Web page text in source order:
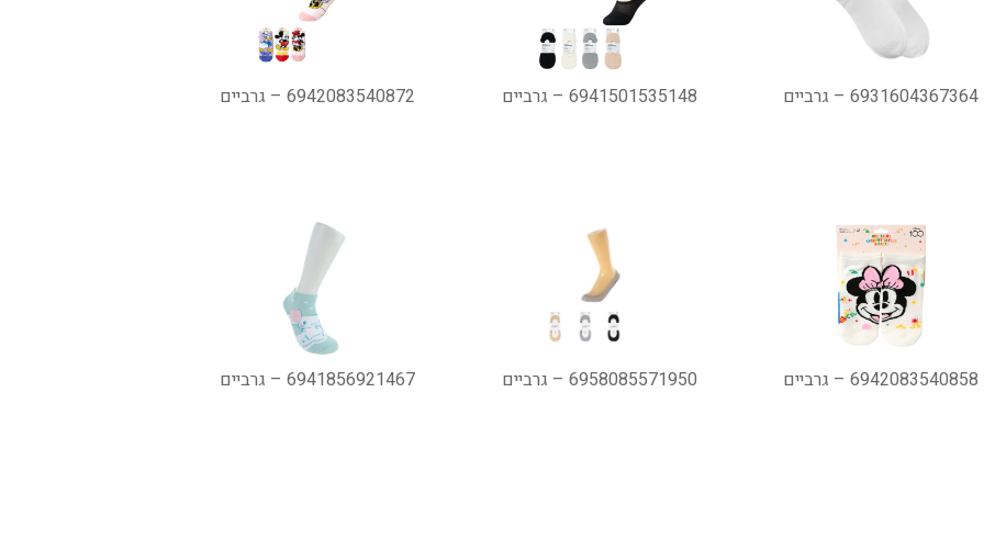
6931604367364 – גרביים 6941501535148 – גרביים 6942083540872 – גרביים
6942083540858 – גרביים 6958085571950 – גרביים 6941856921467 – גרביים